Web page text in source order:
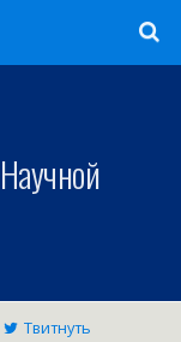
Твитнуть